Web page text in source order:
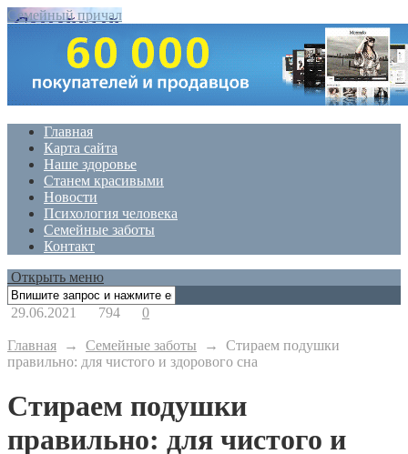
Семейный причал
Главная
Карта сайта
Наше здоровье
Станем красивыми
Новости
Психология человека
Семейные заботы
Контакт
Открыть меню
29.06.2021 794 0
Главная → Семейные заботы → Стираем подушки
правильно: для чистого и здорового сна
Стираем подушки
правильно: для чистого и